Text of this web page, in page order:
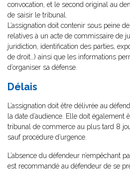
convocation, et le second original au
de saisir le tribunal.
L’assignation doit contenir sous peine
relatives à un acte de commissaire de
juridiction, identification des parties,
de droit…) ainsi que les informations
d’organiser sa défense.
Délais
L’assignation doit être délivrée au
la date d’audience. Elle doit également
tribunal de commerce au plus tard 8
sauf procédure d’urgence.
L’absence du défendeur n’empêchant
est recommandé au défendeur de se